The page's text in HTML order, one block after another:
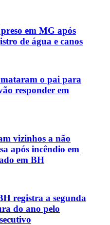
em MG após
de água e canos
o pai para
responder em
vizinhos a não
após incêndio em
em BH
registra a segunda
do ano pelo